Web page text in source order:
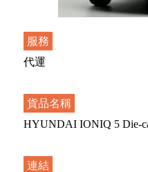
服務
代運
貨品名稱
HYUNDAI IONIQ 5 Die-
連結